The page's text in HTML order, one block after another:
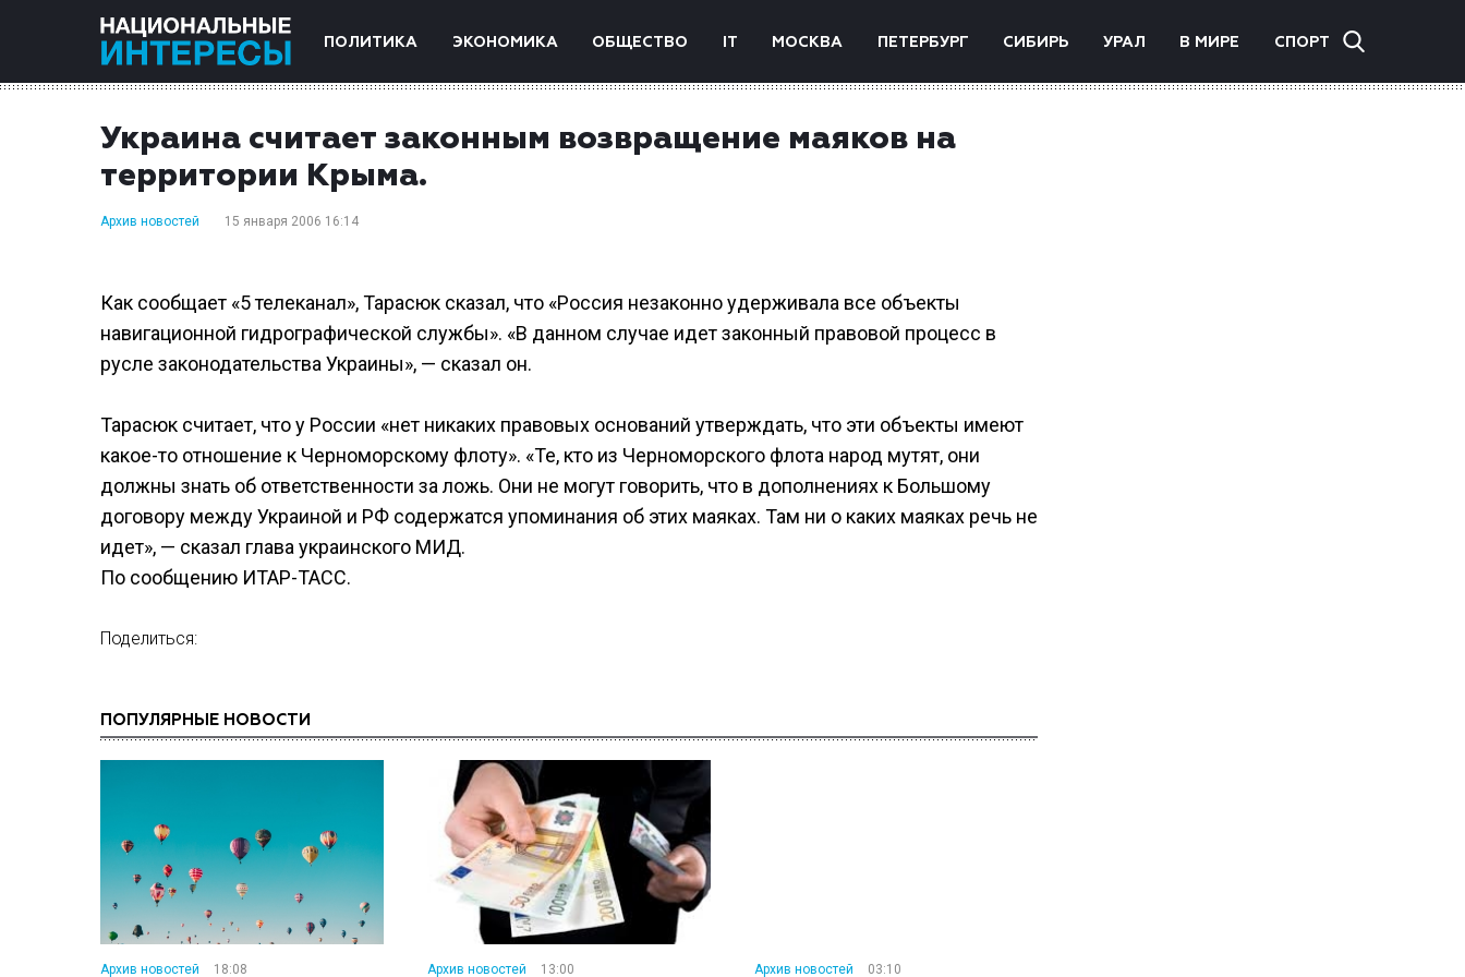
ПОЛИТИКА ЭКОНОМИКА ОБЩЕСТВО IT МОСКВА ПЕТЕРБУРГ СИБИРЬ УРАЛ В МИРЕ СПОРТ
Украина считает законным возвращение маяков на
территории Крыма.
Архив новостей 15 января 2006 16:14
Как сообщает «5 телеканал», Тарасюк сказал, что «Россия незаконно удерживала все объекты
навигационной гидрографической службы». «В данном случае идет законный правовой процесс в
русле законодательства Украины», — сказал он.
Тарасюк считает, что у России «нет никаких правовых оснований утверждать, что эти объекты имеют
какое-то отношение к Черноморскому флоту». «Те, кто из Черноморского флота народ мутят, они
должны знать об ответственности за ложь. Они не могут говорить, что в дополнениях к Большому
договору между Украиной и РФ содержатся упоминания об этих маяках. Там ни о каких маяках речь не
идет», — сказал глава украинского МИД.
По сообщению ИТАР-ТАСС.
Поделиться:
ПОПУЛЯРНЫЕ НОВОСТИ
Архив новостей 18:08 Архив новостей 13:00 Архив новостей 03:10